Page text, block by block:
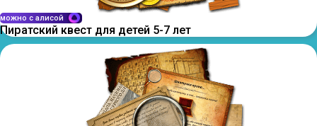
можно с алисой
Пиратский квест для детей 5-7 лет